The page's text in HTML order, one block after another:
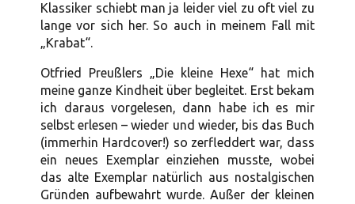
Klassiker schiebt man ja leider viel zu oft viel zu
lange vor sich her. So auch in meinem Fall mit
„Krabat“.
Otfried Preußlers „Die kleine Hexe“ hat mich
meine ganze Kindheit über begleitet. Erst bekam
ich daraus vorgelesen, dann habe ich es mir
selbst erlesen – wieder und wieder, bis das Buch
(immerhin Hardcover!) so zerfleddert war, dass
ein neues Exemplar einziehen musste, wobei
das alte Exemplar natürlich aus nostalgischen
Gründen aufbewahrt wurde. Außer der kleinen